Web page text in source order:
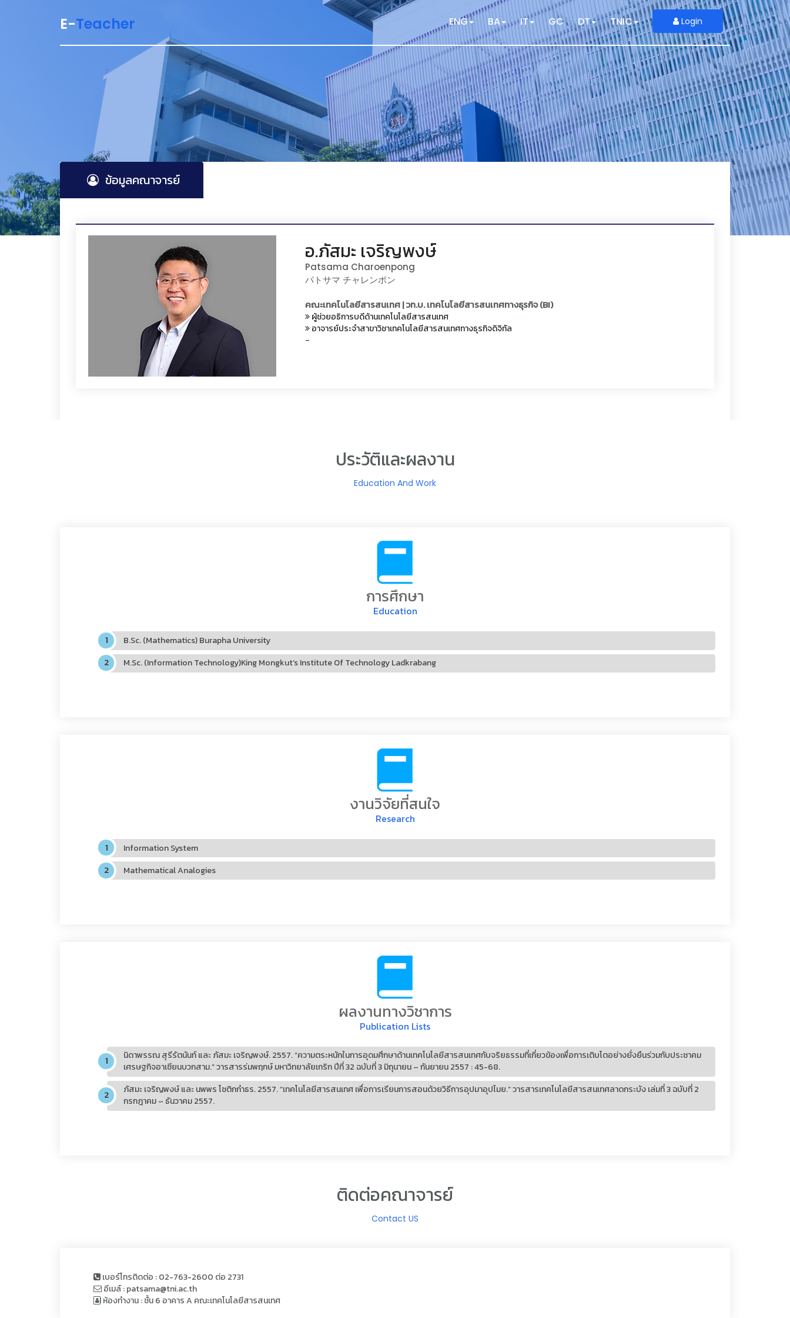
E-Teacher ENG BA IT GC DT TNIC Login
ข้อมูลคณาจารย์
อ.ภัสมะ เจริญพงษ์
Patsama Charoenpong
パトサマ チャレンポン
คณะเทคโนโลยีสารสนเทศ | วท.บ. เทคโนโลยีสารสนเทศทางธุรกิจ (BI)
ผู้ช่วยอธิการบดีด้านเทคโนโลยีสารสนเทศ
อาจารย์ประจำสาขาวิชาเทคโนโลยีสารสนเทศทางธุรกิจดิจิทัล
-
ประวัติและผลงาน
Education And Work
การศึกษา
Education
B.Sc. (Mathematics) Burapha University
M.Sc. (Information Technology)King Mongkut’s Institute Of Technology Ladkrabang
งานวิจัยที่สนใจ
Research
Information System
Mathematical Analogies
ผลงานทางวิชาการ
Publication Lists
นิดาพรรณ สุรีรัตนันท์ และ ภัสมะ เจริญพงษ์. 2557. “ความตระหนักในการอุดมศึกษาด้านเทคโนโลยีสารสนเทศกับจริยธรรมที่เกี่ยวข้องเพื่อการเติบโตอย่างยั่งยืนร่วมกับประชาคม
เศรษฐกิจอาเซียนบวกสาม.” วารสารร่มพฤกษ์ มหาวิทยาลัยเกริก ปีที่ 32 ฉบับที่ 3 มิถุนายน – กันยายน 2557 : 45-68.
ภัสมะ เจริญพงษ์ และ นพพร โชติกกำธร. 2557. “เทคโนโลยีสารสนเทศ เพื่อการเรียนการสอนด้วยวิธีการอุปมาอุปไมย.” วารสารเทคโนโลยีสารสนเทศลาดกระบัง เล่มที่ 3 ฉบับที่ 2
กรกฎาคม – ธันวาคม 2557.
ติดต่อคณาจารย์
Contact US
เบอร์โทรติดต่อ : 02-763-2600 ต่อ 2731
อีเมล์ : patsama@tni.ac.th
ห้องทำงาน : ชั้น 6 อาคาร A คณะเทคโนโลยีสารสนเทศ